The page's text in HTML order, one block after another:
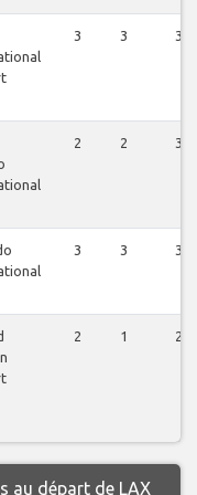
3 3 3
2 2 3
3 3 3
2 1 2
au départ de LAX